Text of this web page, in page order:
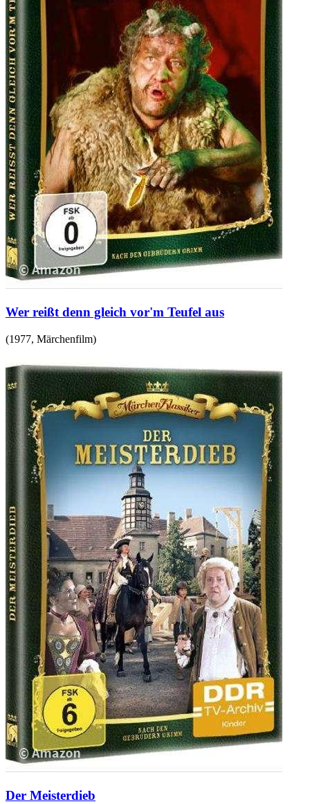
Wer reißt denn gleich vor'm Teufel aus
(1977, Märchenfilm)
Der Meisterdieb